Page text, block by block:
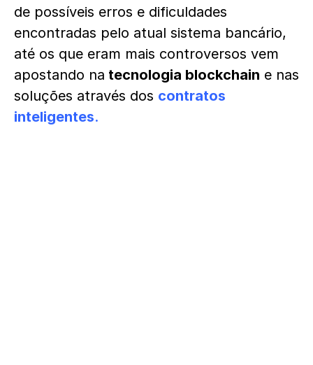
de possíveis erros e dificuldades
encontradas pelo atual sistema bancário,
até os que eram mais controversos vem
apostando na tecnologia blockchain e nas
soluções através dos contratos
inteligentes.